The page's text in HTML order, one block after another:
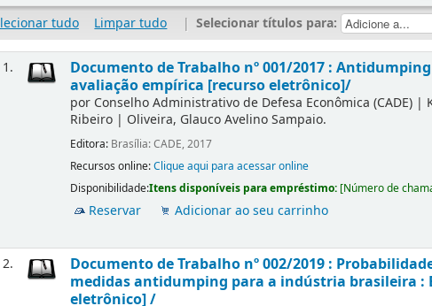
tudo
Limpar tudo | Selecionar títulos para:
1.
Documento de Trabalho nº 001/2017 :
avaliação empírica [recurso eletrônico]/
por Conselho Administrativo de Defesa Econômica (CADE) |
Ribeiro | Oliveira, Glauco Avelino Sampaio.
Editora: Brasília: CADE, 2017
Recursos online:Clique aqui para acessar online
Disponibilidade:Itens disponíveis para empréstimo: [Número de
Reservar Adicionar ao seu carrinho
2.
Documento de Trabalho nº 002/2019 :
medidas antidumping para a indústria brasileira :
eletrônico] /